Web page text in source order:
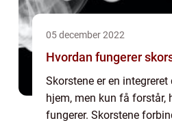
05 december 2022
Hvordan fungerer
Skorstene er en
hjem, men kun få forstår,
fungerer. Skorstene